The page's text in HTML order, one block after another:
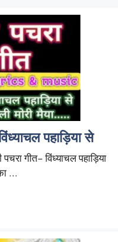
पहाड़िया से
गीत– विंध्याचल पहाड़िया
…